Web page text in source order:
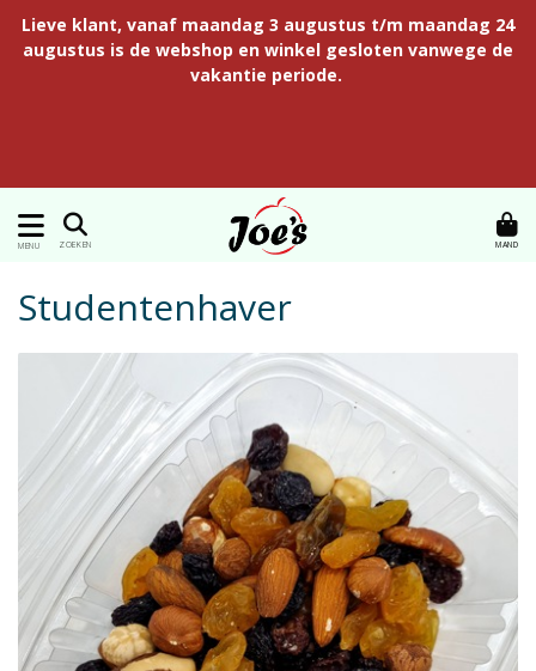
Lieve klant, vanaf maandag 3 augustus t/m maandag 24
augustus is de webshop en winkel gesloten vanwege de
vakantie periode.
MENU ZOEKEN MAND
Studentenhaver